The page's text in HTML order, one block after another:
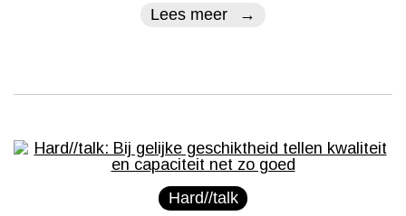
Lees meer
Hard//talk